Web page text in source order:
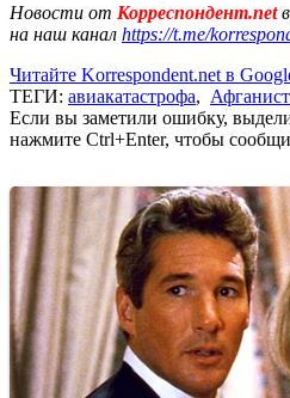
Новости от Корреспондент.net
на наш канал https://t.me/
Читайте Korrespondent.net в
ТЕГИ: авиакатастрофа,
Если вы заметили ошибку,
нажмите Ctrl+Enter, чтобы